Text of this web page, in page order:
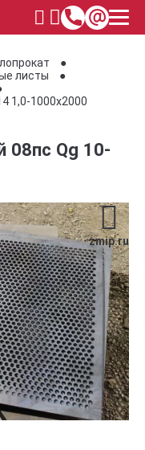
листы
1,0-1000х2000
08пс Qg 10-
zmip.ru